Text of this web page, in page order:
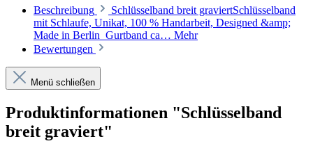
Beschreibung
Schlüsselband breit graviertSchlüsselband
mit Schlaufe, Unikat, 100 % Handarbeit, Designed &amp;
Made in Berlin Gurtband ca… Mehr
Bewertungen
Menü schließen
Produktinformationen "Schlüsselband
breit graviert"